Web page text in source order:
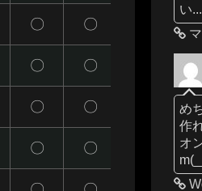
〇 〇
〇 〇
〇 〇
〇 〇
い...
マ
め
作
オ